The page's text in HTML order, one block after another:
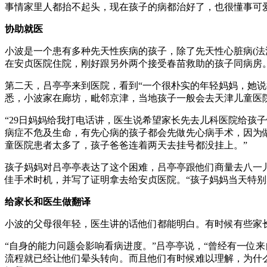
事情家里人都抬不起头，现在孩子的病都治好了，也很懂事
协助就医
小波是一个患有多种先天性疾病的孩子，除了先天性心脏病(
在安贞医院住院，刚好跟另外两个接受春苗救助的孩子同病房
第二天，吕亭亭来到医院，看到“一个很朴实的年轻妈妈，她
悉，小波家在廊坊，毗邻京津，当地孩子一般会去天津儿童医
“29日妈妈给我打电话讲，医生说希望家长先去儿科医院给孩
病症不危及生命，有先心病的孩子都会先做先心病手术，因
童医院患者太多了，孩子爸爸连着两天去挂号都没挂上。”
孩子妈妈对吕亭亭表达了这个困难，吕亭亭跟他们商量去八
佳手术时机，并写了证明拿去给安贞医院。“孩子妈妈当天特
给家长和医生做翻译
小波的父母很年轻，医生讲的话他们都能明白。有时候有些
“自身的能力问题会影响看病进度。”吕亭亭说，“曾经有一位
流程就已经让他们晕头转向。而且他们有时候难以理解，为